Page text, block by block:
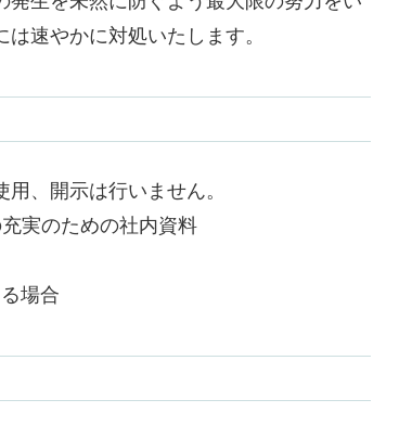
速やかに対処いたします。
、開示は行いません。
実のための社内資料
場合